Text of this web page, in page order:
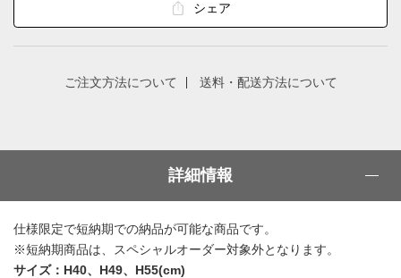
シェア
ご注文方法について 送料・配送方法について
詳細情報
仕様限定で短納期での納品が可能な商品です。
※短納期商品は、スペシャルオーダー対象外となります。
サイズ：H40、H49、H55(cm)